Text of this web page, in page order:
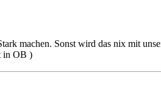
machen. Sonst wird das nix mit
in OB )